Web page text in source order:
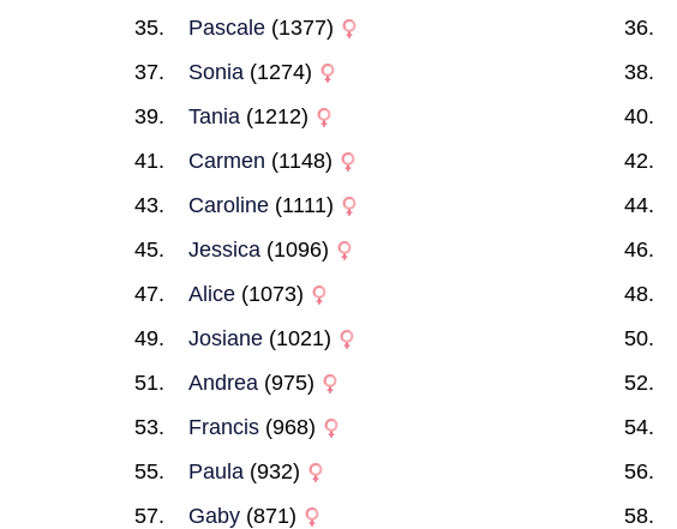
Pascale (1377)
Sonia (1274)
Tania (1212)
Carmen (1148)
Caroline (1111)
Jessica (1096)
Alice (1073)
Josiane (1021)
Andrea (975)
Francis (968)
Paula (932)
Gaby (871)